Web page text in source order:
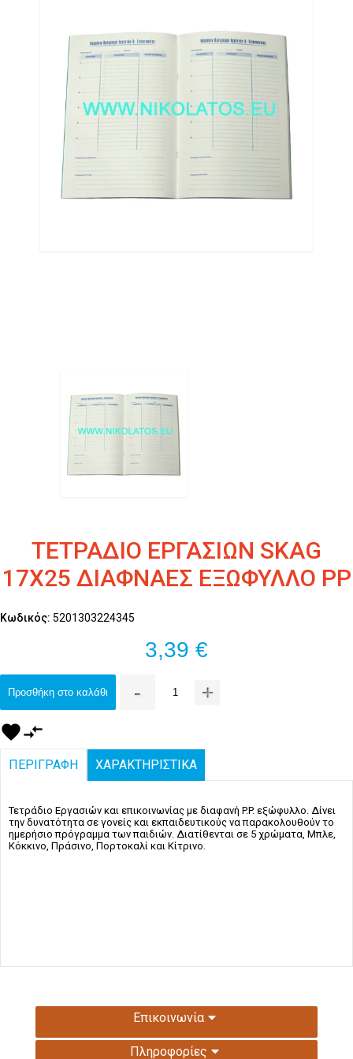
ΤΕΤΡΑΔΙΟ ΕΡΓΑΣΙΩΝ SKAG
17Χ25 ΔΙΑΦΝΑΕΣ ΕΞΩΦΥΛΛΟ PP
Κωδικός: 5201303224345
3,39 €
Προσθήκη στο καλάθι - +
favoritecompare_arrows
ΠΕΡΙΓΡΑΦΗ ΧΑΡΑΚΤΗΡΙΣΤΙΚΑ
Τετράδιο Εργασιών και επικοινωνίας με διαφανή P.P. εξώφυλλο. Δίνει
την δυνατότητα σε γονείς και εκπαιδευτικούς να παρακολουθούν το
ημερήσιο πρόγραμμα των παιδιών. Διατίθενται σε 5 χρώματα, Μπλε,
Κόκκινο, Πράσινο, Πορτοκαλί και Κίτρινο.
Επικοινωνία
Πληροφορίες